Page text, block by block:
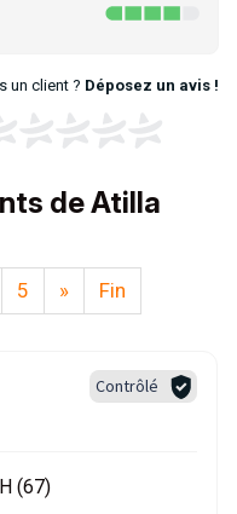
un client ? Déposez un avis !
de Atilla
5 » Fin
Contrôlé
(67)